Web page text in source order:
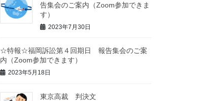
告集会のご案内（Zoom参加できま
す）
2023年7月30日
☆特報☆福岡訴訟第４回期日 報告集会のご案
内（Zoom参加できます）
2023年5月18日
東京高裁 判決文